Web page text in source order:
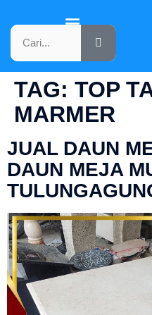
TAG: TOP
MARMER
JUAL DAUN
DAUN MEJA